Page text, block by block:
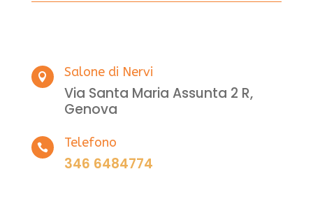
 Salone di Nervi
Via Santa Maria Assunta 2 R,
Genova
 Telefono
346 6484774